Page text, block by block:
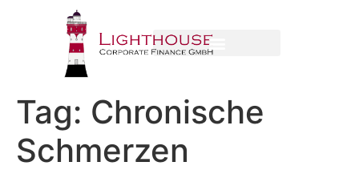
Tag: Chronische
Schmerzen